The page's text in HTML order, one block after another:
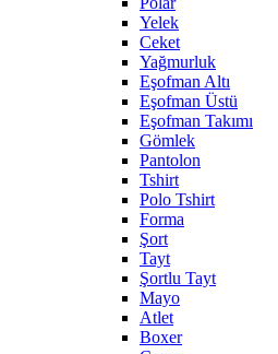
Yelek
Ceket
Yağmurluk
Eşofman Altı
Eşofman Üstü
Eşofman Takımı
Gömlek
Pantolon
Tshirt
Polo Tshirt
Forma
Şort
Tayt
Şortlu Tayt
Mayo
Atlet
Boxer